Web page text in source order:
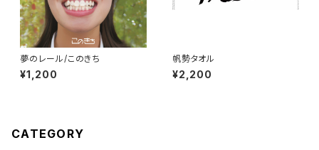
夢のレール/このきち
¥1,200
帆勢タオル
¥2,200
CATEGORY